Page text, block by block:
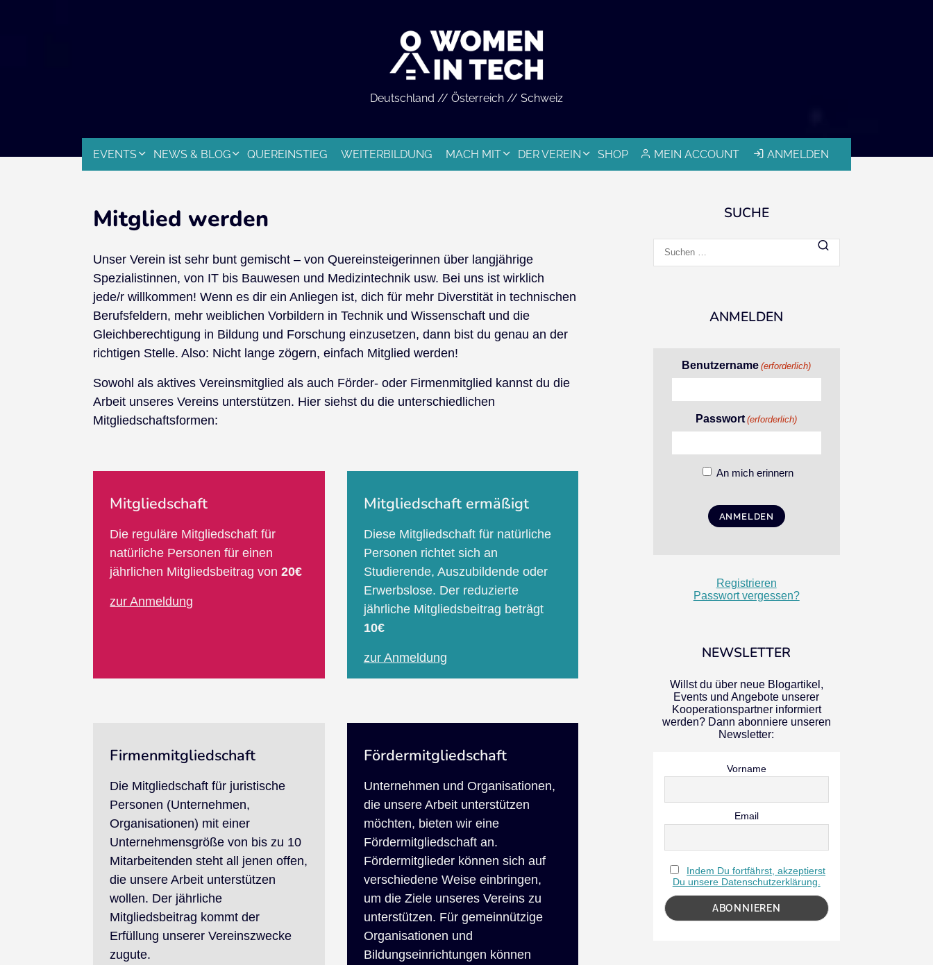
Deutschland // Österreich // Schweiz
MEIN ACCOUNT ANMELDEN
EVENTS NEWS & BLOG QUEREINSTIEG WEITERBILDUNG MACH MIT DER VEREIN SHOP
Mitglied werden
Unser Verein ist sehr bunt gemischt – von Quereinsteigerinnen über langjährige
Spezialistinnen, von IT bis Bauwesen und Medizintechnik usw. Bei uns ist wirklich
jede/r willkommen! Wenn es dir ein Anliegen ist, dich für mehr Diverstität in technischen
Berufsfeldern, mehr weiblichen Vorbildern in Technik und Wissenschaft und die
Gleichberechtigung in Bildung und Forschung einzusetzen, dann bist du genau an der
richtigen Stelle. Also: Nicht lange zögern, einfach Mitglied werden!
Sowohl als aktives Vereinsmitglied als auch Förder- oder Firmenmitglied kannst du die
Arbeit unseres Vereins unterstützen. Hier siehst du die unterschiedlichen
Mitgliedschaftsformen:
Mitgliedschaft
Die reguläre Mitgliedschaft für
natürliche Personen für einen
jährlichen Mitgliedsbeitrag von20€
zur Anmeldung
Mitgliedschaft ermäßigt
Diese Mitgliedschaft für natürliche
Personen richtet sich an
Studierende, Auszubildende oder
Erwerbslose. Der reduzierte
jährliche Mitgliedsbeitrag beträgt
10€
zur Anmeldung
Firmenmitgliedschaft
Die Mitgliedschaft für juristische
Personen (Unternehmen,
Organisationen) mit einer
Unternehmensgröße von bis zu 10
Mitarbeitenden steht all jenen offen,
die unsere Arbeit unterstützen
wollen. Der jährliche
Mitgliedsbeitrag kommt der
Erfüllung unserer Vereinszwecke
zugute.
Fördermitgliedschaft
Unternehmen und Organisationen,
die unsere Arbeit unterstützen
möchten, bieten wir eine
Fördermitgliedschaft an.
Fördermitglieder können sich auf
verschiedene Weise einbringen,
um die Ziele unseres Vereins zu
unterstützen. Für gemeinnützige
Organisationen und
Bildungseinrichtungen können
SUCHE
nach:
ANMELDEN
Benutzername (erforderlich)
Passwort (erforderlich)
An mich erinnern
Registrieren
Passwort vergessen?
NEWSLETTER
Willst du über neue Blogartikel,
Events und Angebote unserer
Kooperationspartner informiert
werden? Dann abonniere unseren
Newsletter:
Vorname
Email
Indem Du fortfährst, akzeptierst
Du unsere Datenschutzerklärung.